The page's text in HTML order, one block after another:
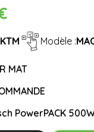
KTM Modèle :
MAT
PowerPACK